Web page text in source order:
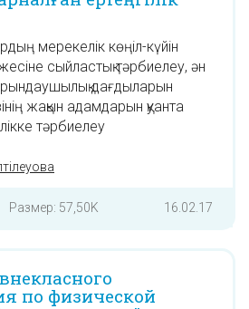
мерекелік көңіл-күйін
сыйластық тәрбиелеу, ән
дағдыларын
жақын адамдарын қуанта
тәрбиелеу
Размер: 57,50K 16.02.17
по физической